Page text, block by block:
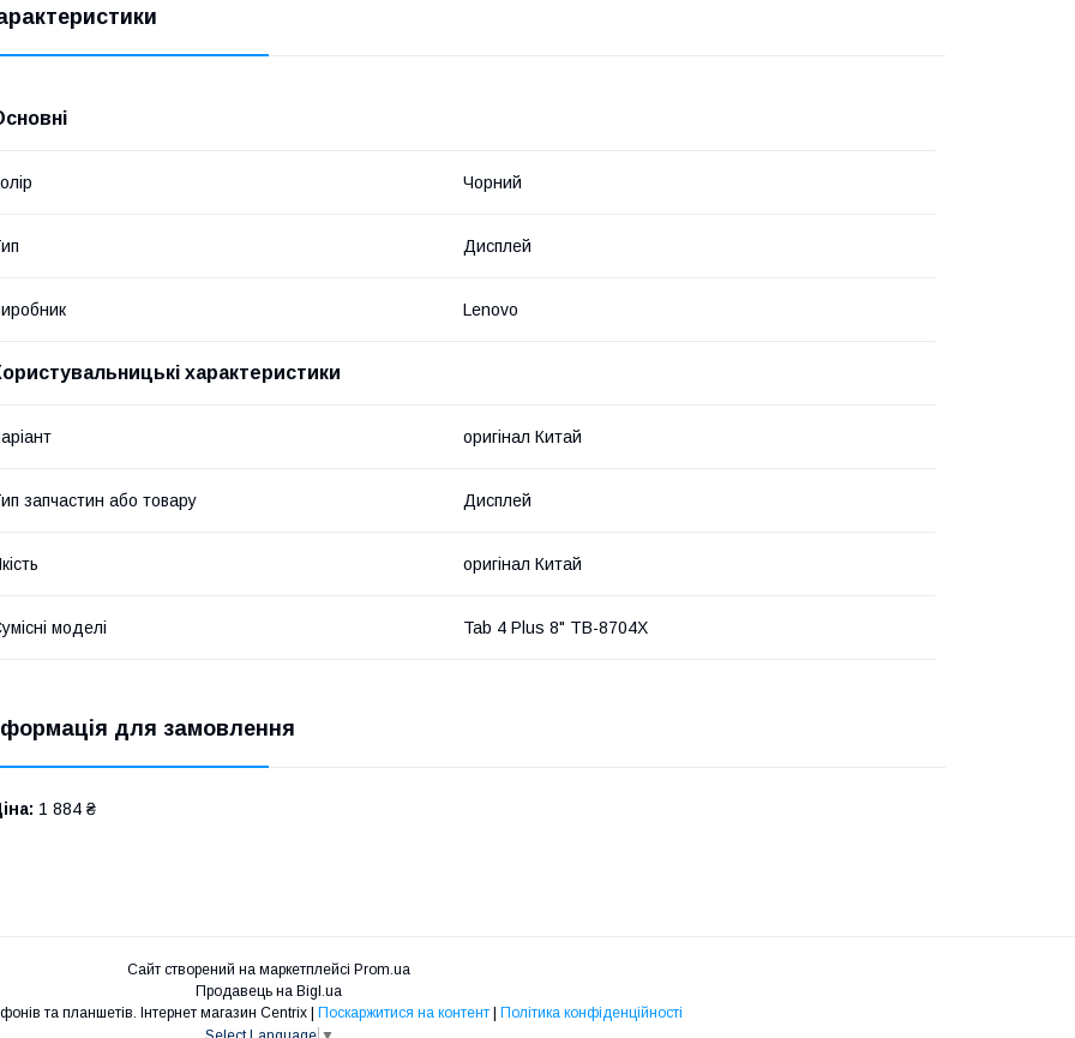
Чорний
Дисплей
Lenovo
характеристики
оригінал Китай
запчастин або товару Дисплей
оригінал Китай
моделі Tab 4 Plus 8" TB-8704X
для замовлення
1 884 ₴
Сайт створений на маркетплейсі Prom.ua
Продавець на Bigl.ua
Запчастини для телефонів та планшетів. Інтернет магазин Centrix | Поскаржитися на контент | Політика конфіденційності